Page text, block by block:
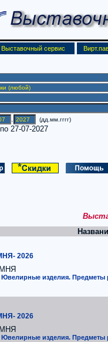
Выставочный сервис
. (дд.мм.гггг)
27-07-2027
2026
Ювелирные изделия. Предметы
2026
Ювелирные изделия. Предметы